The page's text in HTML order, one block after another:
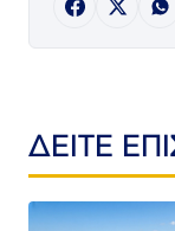
ΔΕΙΤΕ